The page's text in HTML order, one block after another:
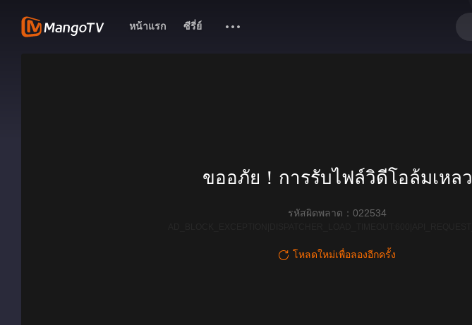
หน้าแรก ซีรี่ย์
ขออภัย！การรับไฟล์วิดีโอล้มเหลว
รหัสผิดพลาด：022534
โหลดใหม่เพื่อลองอีกครั้ง